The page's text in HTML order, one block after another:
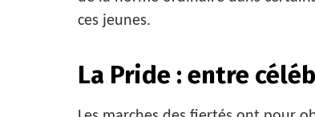
ces jeunes.
La Pride : entre